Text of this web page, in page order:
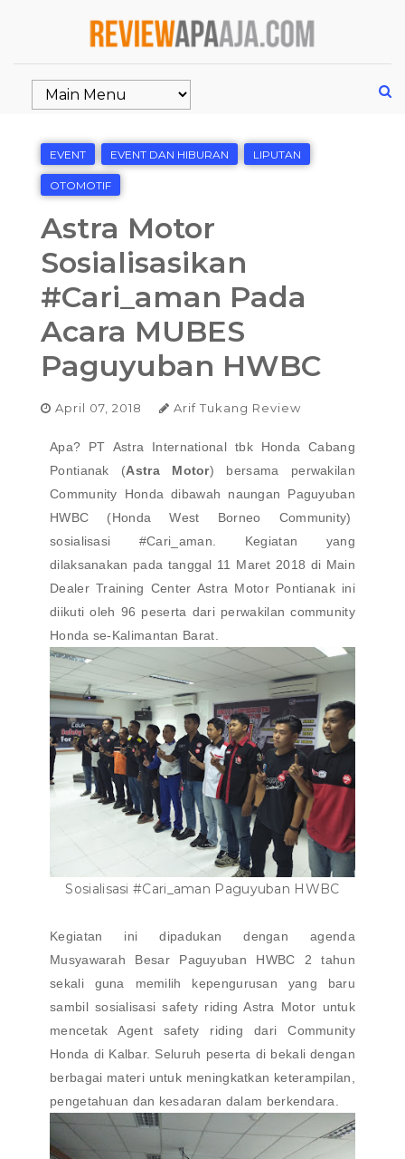
EVENT EVENT DAN HIBURAN LIPUTAN
OTOMOTIF
Astra Motor
Sosialisasikan
#Cari_aman Pada
Acara MUBES
Paguyuban HWBC
April 07, 2018 Arif Tukang Review
Apa? PT Astra International tbk Honda Cabang
Pontianak (Astra Motor) bersama perwakilan
Community Honda dibawah naungan Paguyuban
HWBC (Honda West Borneo Community)
sosialisasi #Cari_aman. Kegiatan yang
dilaksanakan pada tanggal 11 Maret 2018 di Main
Dealer Training Center Astra Motor Pontianak ini
diikuti oleh 96 peserta dari perwakilan community
Honda se-Kalimantan Barat.
Sosialisasi #Cari_aman Paguyuban HWBC
Kegiatan ini dipadukan dengan agenda
Musyawarah Besar Paguyuban HWBC 2 tahun
sekali guna memilih kepengurusan yang baru
sambil sosialisasi safety riding Astra Motor untuk
mencetak Agent safety riding dari Community
Honda di Kalbar. Seluruh peserta di bekali dengan
berbagai materi untuk meningkatkan keterampilan,
pengetahuan dan kesadaran dalam berkendara.